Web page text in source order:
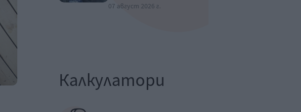
07 август 2026 г.
Калкулатори